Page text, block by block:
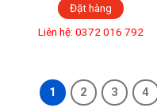
Đặt hàng
Liên hệ: 0372 016 792
1 2 3 4